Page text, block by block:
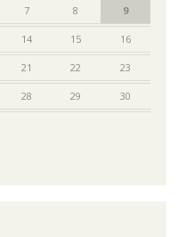
7 8 9
14 15 16
21 22 23
28 29 30